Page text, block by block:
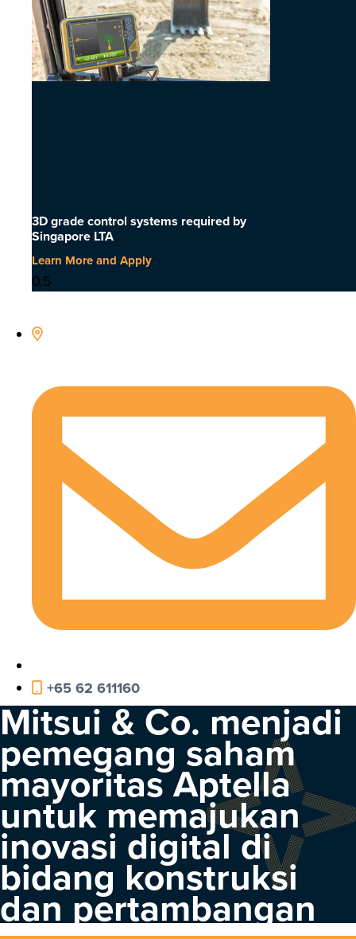
3D grade control systems required by
Singapore LTA
Learn More and Apply
+65 62 611160
Mitsui & Co. menjadi
pemegang saham
mayoritas Aptella
untuk memajukan
inovasi digital di
bidang konstruksi
dan pertambangan